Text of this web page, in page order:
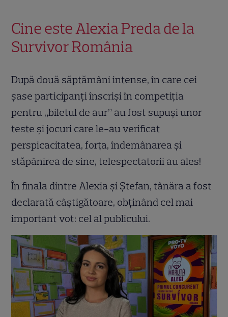
Cine este Alexia Preda de la
Survivor România
După două săptămâni intense, în care cei
șase participanți înscriși în competiția
pentru „biletul de aur” au fost supuși unor
teste și jocuri care le-au verificat
perspicacitatea, forța, îndemânarea și
stăpânirea de sine, telespectatorii au ales!
În finala dintre Alexia și Ștefan, tânăra a fost
declarată câștigătoare, obținând cel mai
important vot: cel al publicului.